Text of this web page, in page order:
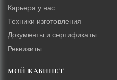
Карьера у нас
Техники изготовления
Документы и сертификаты
Реквизиты
МОЙ КАБИНЕТ